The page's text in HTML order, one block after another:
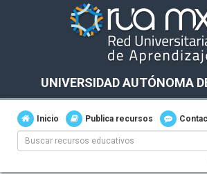
UNIVERSIDAD AUTÓNOMA
Inicio Publica recursos